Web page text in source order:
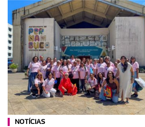
NOTÍCIAS